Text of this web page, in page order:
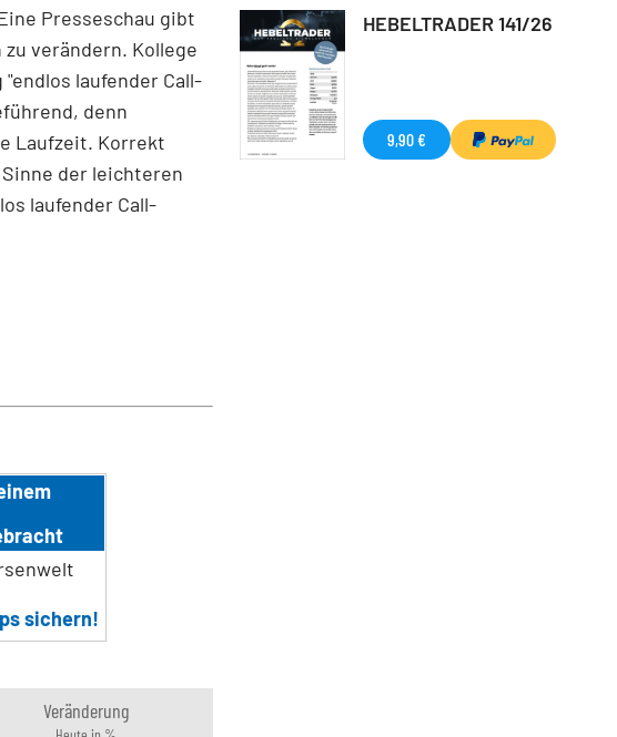
Presseschau gibt
verändern. Kollege
laufender Call-
denn
Laufzeit. Korrekt
der leichteren
laufender Call-
sichern!
Veränderung
HEBELTRADER 141/26
9,90 €